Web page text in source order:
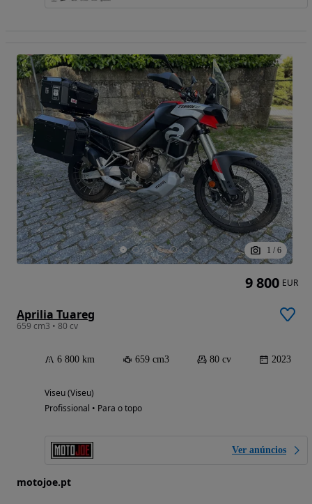
1 / 6
Aprilia Tuareg
659 cm3 • 80 cv
6 800 km 659 cm3 80 cv 2023
Viseu (Viseu)
Profissional • Para o topo
Ver anúncios
motojoe.pt
9 800 EUR